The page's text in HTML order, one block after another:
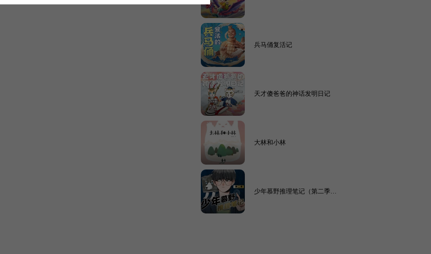
兵马俑复活记
天才傻爸爸的神话发明日记
大林和小林
少年慕野推理笔记（第二季）|